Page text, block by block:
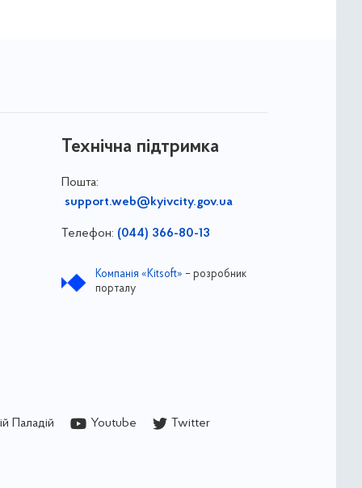
Технічна підтримка
Пошта:
support.web@kyivcity.gov.ua
Телефон: (044) 366-80-13
Компанія «Kitsoft» – розробник
порталу
Паладій Youtube Twitter